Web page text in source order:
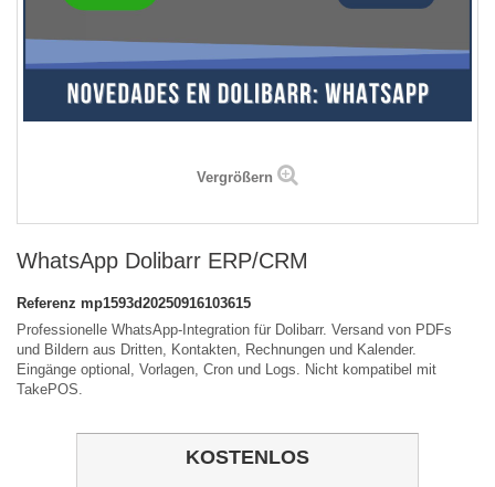
Vergrößern
WhatsApp Dolibarr ERP/CRM
Referenz mp1593d20250916103615
Professionelle WhatsApp-Integration für Dolibarr. Versand von PDFs
und Bildern aus Dritten, Kontakten, Rechnungen und Kalender.
Eingänge optional, Vorlagen, Cron und Logs. Nicht kompatibel mit
TakePOS.
KOSTENLOS